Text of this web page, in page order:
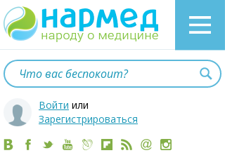
Войти или
Зарегистрироваться